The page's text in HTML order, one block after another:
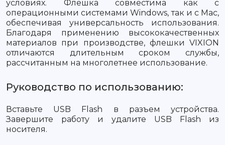
условиях. Флешка совместима как с
операционными системами Windows, так и с Mac,
обеспечивая универсальность использования.
Благодаря применению высококачественных
материалов при производстве, флешки VIXION
отличаются длительным сроком службы,
рассчитанным на многолетнее использование.
Руководство по использованию:
Вставьте USB Flash в разъем устройства.
Завершите работу и удалите USB Flash из
носителя.